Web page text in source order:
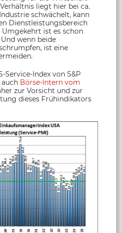
liegt hier bei ca.
schwächelt, kann
Dienstleistungsbereich
ist es schon
wenn beide
ist eine
Service-Index von S&P
Börse-Intern vom
zur Vorsicht und zur
dieses Frühindikators